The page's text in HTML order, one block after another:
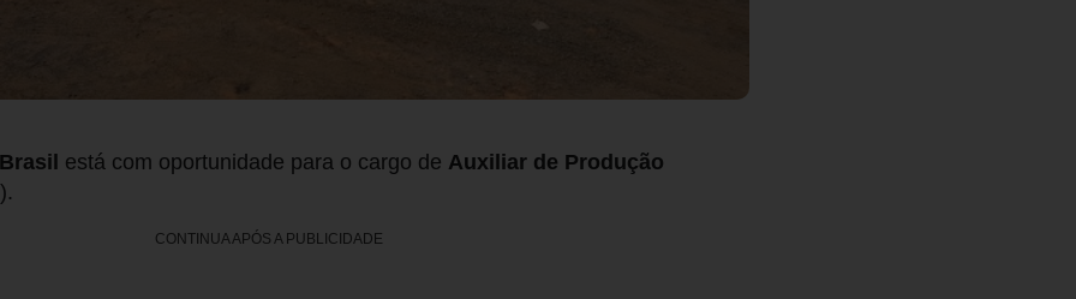
está com oportunidade para o cargo de Auxiliar de Produção
CONTINUA APÓS A PUBLICIDADE